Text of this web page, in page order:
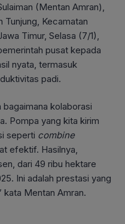
(Mentan Amran),
Tunjung, Kecamatan
Timur, Selasa (7/1),
pusat kepada
nyata, termasuk
padi.
bagaimana kolaborasi
Pompa yang kita kirim
seperti combine
efektif. Hasilnya,
dari 49 ribu hektare
Ini adalah prestasi yang
kata Mentan Amran.